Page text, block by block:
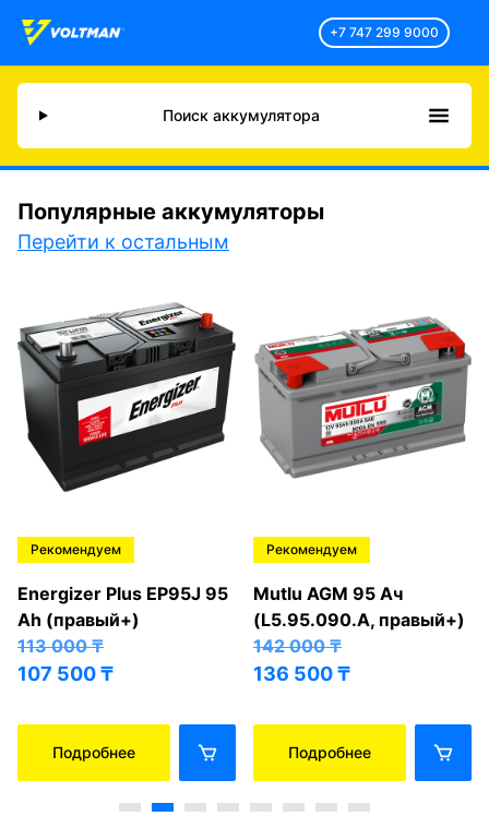
+7 747 299 9000
Поиск аккумулятора
Популярные аккумуляторы
Перейти к остальным
Рекомендуем
Energizer Plus EP95J 95
Ah (правый+)
113 000₸
107 500₸
Подробнее
Рекомендуем
Mutlu AGM 95 Ач
(L5.95.090.A, правый+)
142 000₸
136 500₸
Подробнее